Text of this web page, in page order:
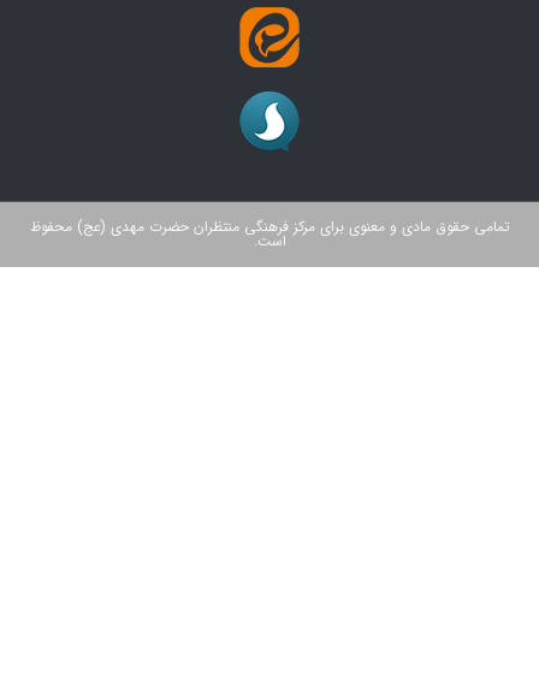
تمامی حقوق مادی و معنوی برای مرکز فرهنگی منتظران حضرت مهدی (عج) محفوظ
است.